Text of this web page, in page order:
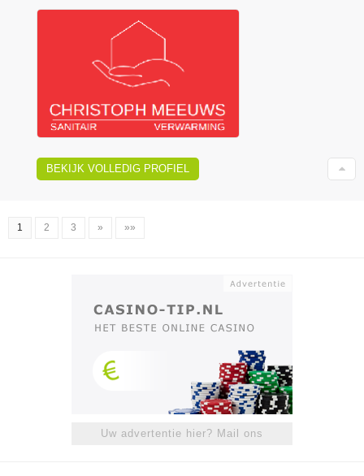
BEKIJK VOLLEDIG PROFIEL
1 2 3 » »»
Uw advertentie hier? Mail ons